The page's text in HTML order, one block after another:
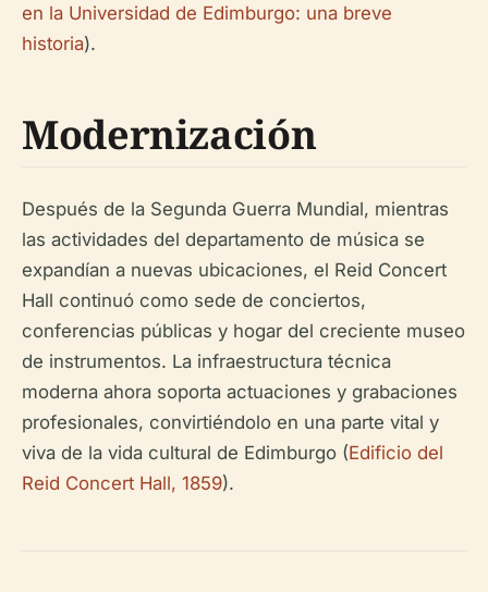
en la Universidad de Edimburgo: una breve
historia).
Modernización
Después de la Segunda Guerra Mundial, mientras
las actividades del departamento de música se
expandían a nuevas ubicaciones, el Reid Concert
Hall continuó como sede de conciertos,
conferencias públicas y hogar del creciente museo
de instrumentos. La infraestructura técnica
moderna ahora soporta actuaciones y grabaciones
profesionales, convirtiéndolo en una parte vital y
viva de la vida cultural de Edimburgo (Edificio del
Reid Concert Hall, 1859).